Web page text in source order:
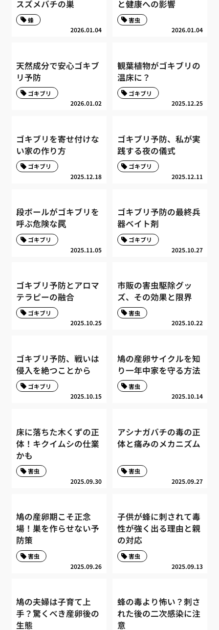
スズメバチの巣
2026.01.04
蜂
と健康への影響
2026.01.04
害虫
天然成分で安心ゴキブ
リ予防
2026.01.02
ゴキブリ
観葉植物がゴキブリの
温床に？
2025.12.25
ゴキブリ
ゴキブリを寄せ付けな
い家の作り方
2025.12.18
ゴキブリ
ゴキブリ予防、私が実
践する夜の儀式
2025.12.11
ゴキブリ
段ボールがゴキブリを
呼ぶ危険な罠
2025.11.05
ゴキブリ
ゴキブリ予防の最終兵
器ベイト剤
2025.10.27
ゴキブリ
ゴキブリ予防とアロマ
テラピーの融合
2025.10.25
ゴキブリ
市販の害虫駆除グッ
ズ、その効果と限界
2025.10.22
害虫
ゴキブリ予防、戦いは
侵入を絶つことから
2025.10.15
ゴキブリ
鳩の産卵サイクルを知
り一年中家を守る方法
2025.10.14
害虫
床に落ちた木くずの正
体！キクイムシの仕業
かも
2025.09.30
害虫
アシナガバチの毒の正
体と痛みのメカニズム
2025.09.27
害虫
鳩の産卵期こそ正念
場！巣を作らせない予
防策
2025.09.26
害虫
子供が蜂に刺されて毒
性が強く出る理由と親
の対応
2025.09.13
害虫
鳩の夫婦は子育て上
手？驚くべき産卵後の
生態
蜂の毒より怖い？刺さ
れた後の二次感染に注
意